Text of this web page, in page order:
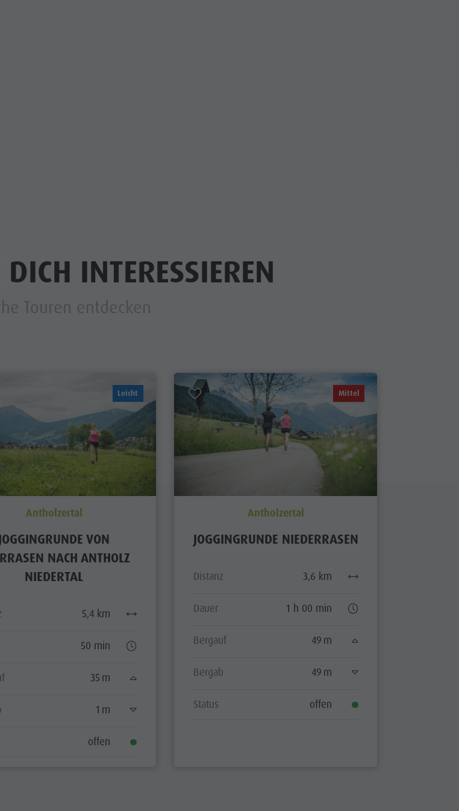
INTERESSIEREN
Touren entdecken
Leicht
Antholzertal
VON
NACH ANTHOLZ
NIEDERTAL
5,4 km
50 min
35 m
1 m
offen
Mittel
Antholzertal
JOGGINGRUNDE NIEDERRASEN
Distanz 3,6 km
Dauer 1 h 00 min
Bergauf 49 m
Bergab 49 m
Status offen